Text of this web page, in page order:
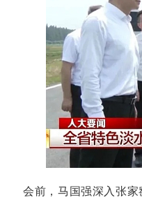
会前，马国强深入张